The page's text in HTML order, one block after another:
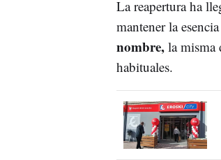
La reapertura ha
mantener la
nombre,la misma
habituales.